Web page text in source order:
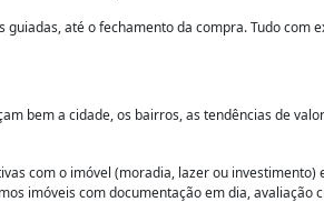
até o fechamento da compra. Tudo com
bem a cidade, os bairros, as tendências de
com o imóvel (moradia, lazer ou investimento)
imóveis com documentação em dia, avaliação